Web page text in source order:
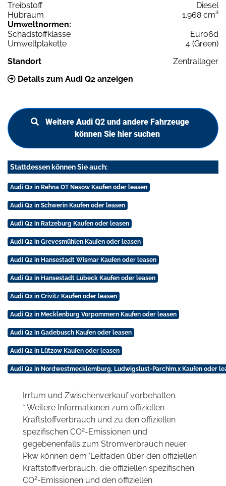
Treibstoff
Diesel
Hubraum
1.968 cm³
Umweltnormen:
Schadstoffklasse
Euro6d
Umweltplakette
4 (Green)
Standort
Zentrallager
Details zum Audi Q2 anzeigen
Weitere Audi Q2 und andere Fahrzeuge
können Sie hier suchen
Stattdessen können Sie auch:
Audi Q2 in Rehna OT Nesow Kaufen oder leasen
Audi Q2 in Schwerin Kaufen oder leasen
Audi Q2 in Ratzeburg Kaufen oder leasen
Audi Q2 in Grevesmühlen Kaufen oder leasen
Audi Q2 in Hansestadt Wismar Kaufen oder leasen
Audi Q2 in Hansestadt Lübeck Kaufen oder leasen
Audi Q2 in Crivitz Kaufen oder leasen
Audi Q2 in Mecklenburg Vorpommern Kaufen oder leasen
Audi Q2 in Gadebusch Kaufen oder leasen
Audi Q2 in Lützow Kaufen oder leasen
Audi Q2 in Nordwestmecklemburg, Ludwigslust-Parchim,x Kaufen oder
Irrtum und Zwischenverkauf vorbehalten.
* Weitere Informationen zum offiziellen
Kraftstoffverbrauch und zu den offiziellen
spezifischen CO2-Emissionen und
gegebenenfalls zum Stromverbrauch neuer
Pkw können dem 'Leitfaden über den offiziellen
Kraftstoffverbrauch, die offiziellen spezifischen
CO2-Emissionen und den offiziellen